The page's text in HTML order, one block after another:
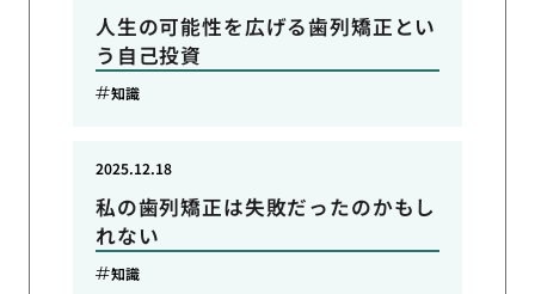
人生の可能性を広げる歯列矯正とい
う自己投資
知識
私の歯列矯正は失敗だったのかもし
れない
2025.12.18
知識